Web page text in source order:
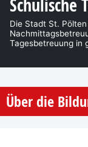
Schulische
Die Stadt St.
Tagesbetreuung in
Musik-
Die Musikschule
beeindruckenden
Bildungsangebot,
musikalischen
Über die